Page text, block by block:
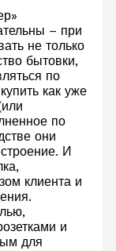
– при
не только
бытовки,
по
как уже
по
они
И
клиента и
и
для